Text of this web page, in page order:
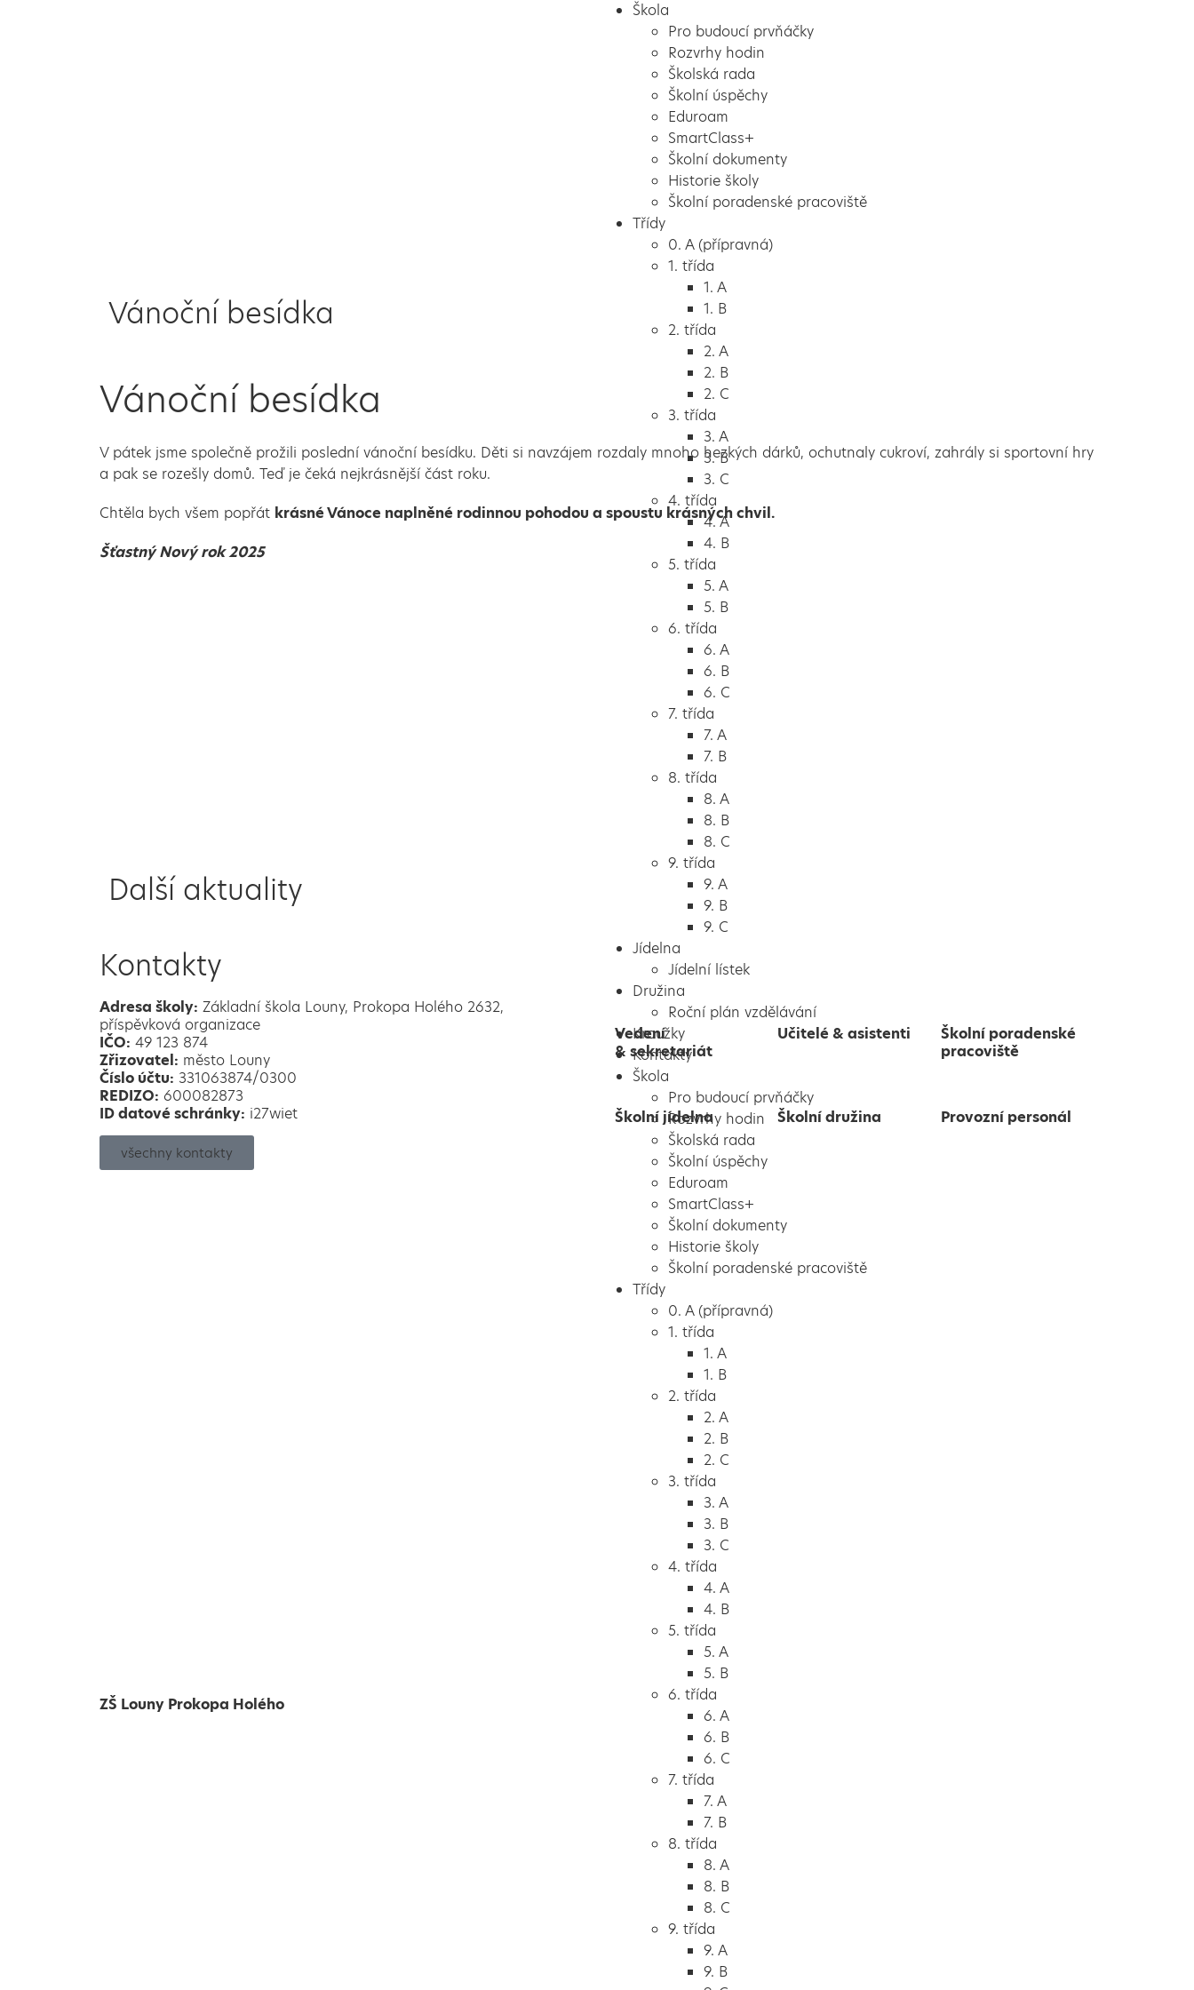
Škola
Pro budoucí prvňáčky
Rozvrhy hodin
Školská rada
Školní úspěchy
Eduroam
SmartClass+
Školní dokumenty
Historie školy
Školní poradenské pracoviště
Třídy
0. A (přípravná)
1. třída
1. A
1. B
2. třída
2. A
2. B
2. C
3. třída
3. A
3. B
3. C
4. třída
4. A
4. B
5. třída
5. A
5. B
6. třída
6. A
6. B
6. C
7. třída
7. A
7. B
8. třída
8. A
8. B
8. C
9. třída
9. A
9. B
9. C
Jídelna
Jídelní lístek
Družina
Roční plán vzdělávání
Kroužky
Kontakty
Škola
Pro budoucí prvňáčky
Rozvrhy hodin
Školská rada
Školní úspěchy
Eduroam
SmartClass+
Školní dokumenty
Historie školy
Školní poradenské pracoviště
Třídy
0. A (přípravná)
1. třída
1. A
1. B
2. třída
2. A
2. B
2. C
3. třída
3. A
3. B
3. C
4. třída
4. A
4. B
5. třída
5. A
5. B
6. třída
6. A
6. B
6. C
7. třída
7. A
7. B
8. třída
8. A
8. B
8. C
9. třída
9. A
9. B
Vánoční besídka
Vánoční besídka
V pátek jsme společně prožili poslední vánoční besídku. Děti si navzájem rozdaly mnoho hezkých dárků, ochutnaly cukroví, zahrály si sportovní hry
a pak se rozešly domů. Teď je čeká nejkrásnější část roku.
Chtěla bych všem popřát krásné Vánoce naplněné rodinnou pohodou a spoustu krásných chvil.
Šťastný Nový rok 2025
Další aktuality
Kontakty
Adresa školy: Základní škola Louny, Prokopa Holého 2632,
příspěvková organizace
IČO: 49 123 874
Zřizovatel: město Louny
Číslo účtu: 331063874/0300
REDIZO: 600082873
ID datové schránky: i27wiet
všechny kontakty
Vedení
& sekretariát
Učitelé & asistenti
Školní poradenské
pracoviště
Školní jídelna Školní družina Provozní personál
ZŠ Louny Prokopa Holého